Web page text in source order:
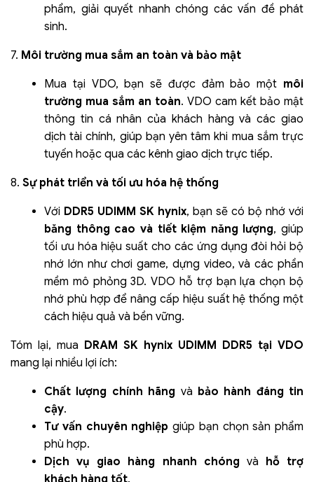
phẩm, giải quyết nhanh chóng các vấn đề phát
sinh.
7. Môi trường mua sắm an toàn và bảo mật
Mua tại VDO, bạn sẽ được đảm bảo một môi
trường mua sắm an toàn. VDO cam kết bảo mật
thông tin cá nhân của khách hàng và các giao
dịch tài chính, giúp bạn yên tâm khi mua sắm trực
tuyến hoặc qua các kênh giao dịch trực tiếp.
8. Sự phát triển và tối ưu hóa hệ thống
Với DDR5 UDIMM SK hynix, bạn sẽ có bộ nhớ với
băng thông cao và tiết kiệm năng lượng, giúp
tối ưu hóa hiệu suất cho các ứng dụng đòi hỏi bộ
nhớ lớn như chơi game, dựng video, và các phần
mềm mô phỏng 3D. VDO hỗ trợ bạn lựa chọn bộ
nhớ phù hợp để nâng cấp hiệu suất hệ thống một
cách hiệu quả và bền vững.
Tóm lại, mua DRAM SK hynix UDIMM DDR5 tại VDO
mang lại nhiều lợi ích:
Chất lượng chính hãng và bảo hành đáng tin
cậy.
Tư vấn chuyên nghiệp giúp bạn chọn sản phẩm
phù hợp.
Dịch vụ giao hàng nhanh chóngvà hỗ trợ